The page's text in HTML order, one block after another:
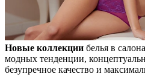
Новые коллекции белья в
модных тенденции,
безупречное качество и